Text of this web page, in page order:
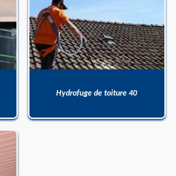
Hydrofuge de toiture 40